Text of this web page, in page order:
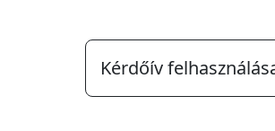
Kérdőív